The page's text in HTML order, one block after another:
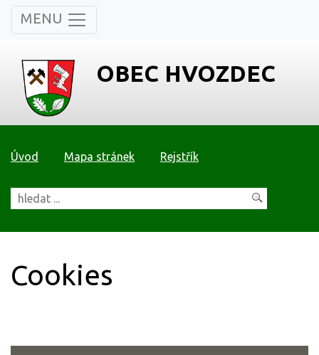
MENU
OBEC HVOZDEC
Úvod Mapa stránek Rejstřík
Cookies